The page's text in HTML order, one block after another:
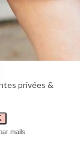
privées &
mails